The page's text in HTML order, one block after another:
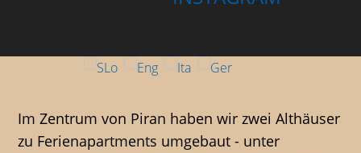
Im Zentrum von Piran haben wir zwei Althäuser
zu Ferienapartments umgebaut - unter